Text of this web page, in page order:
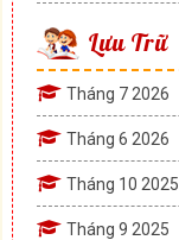
Lưu Trữ
Tháng 7 2026
Tháng 6 2026
Tháng 10 2025
Tháng 9 2025